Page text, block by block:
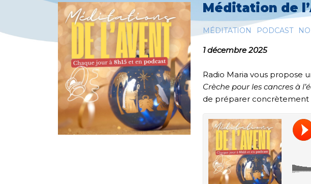
Méditation de
MÉDITATION PODCAST
1 décembre 2025
Radio Maria vous propose
Crèche pour les cancres à
de préparer concrètement